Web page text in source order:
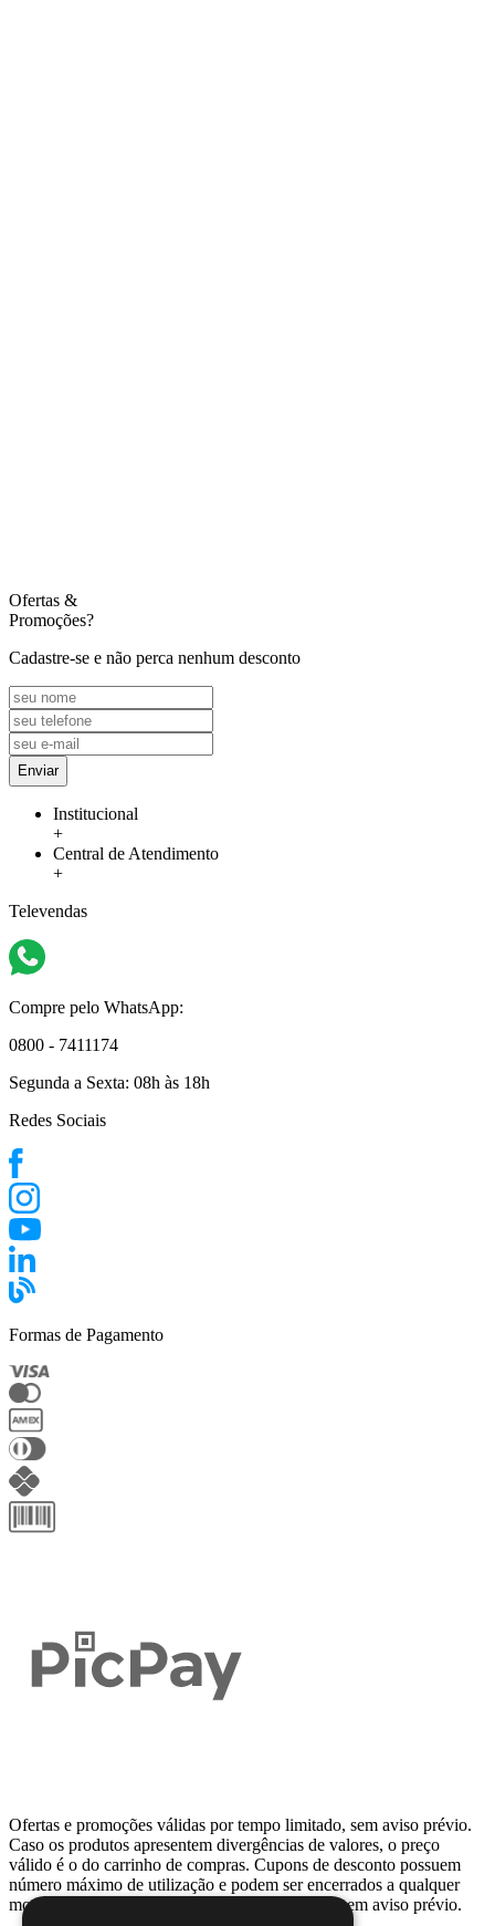
Ofertas &
Promoções?
Cadastre-se e não perca nenhum desconto
Enviar
Institucional
+
Central de Atendimento
+
Televendas
Compre pelo WhatsApp:
0800 - 7411174
Segunda a Sexta: 08h às 18h
Redes Sociais
Formas de Pagamento
Ofertas e promoções válidas por tempo limitado, sem aviso prévio.
Caso os produtos apresentem divergências de valores, o preço
válido é o do carrinho de compras. Cupons de desconto possuem
número máximo de utilização e podem ser encerrados a qualquer
momento, de acordo com sua disponibilidade e sem aviso prévio.